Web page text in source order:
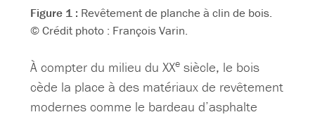
Figure 1 : Revêtement de planche à clin de bois.
© Crédit photo : François Varin.
À compter du milieu du XXesiècle, le bois
cède la place à des matériaux de revêtement
modernes comme le bardeau d’asphalte